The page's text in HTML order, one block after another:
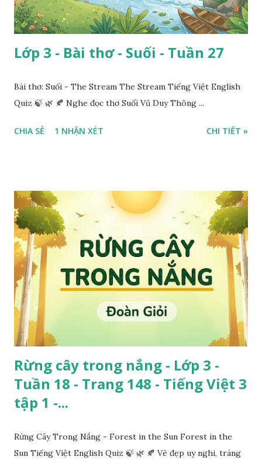
Lớp 3 - Bài thơ - Suối - Tuần 27
Bài thơ: Suối - The Stream The Stream Tiếng Việt English
Quiz 🍃 🌿 🍂 Nghe đọc thơ Suối Vũ Duy Thông ...
CHIA SẺ 1 NHẬN XÉT CHI TIẾT »
Rừng cây trong nắng - Lớp 3 -
Tuần 18 - Trang 148 - Tiếng Việt 3
tập 1 -...
Rừng Cây Trong Nắng - Forest in the Sun Forest in the
Sun Tiếng Việt English Quiz 🍃 🌿 🍂 Vẻ đẹp uy nghi, tráng